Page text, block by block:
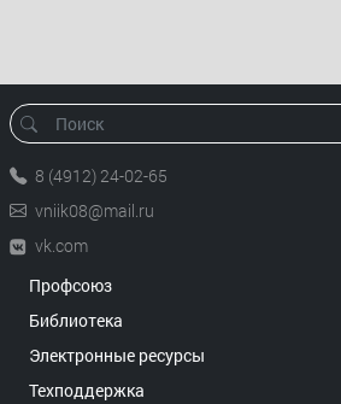
8 (4912) 24-02-65
vniik08@mail.ru
vk.com
Профсоюз
Библиотека
Электронные ресурсы
Техподдержка